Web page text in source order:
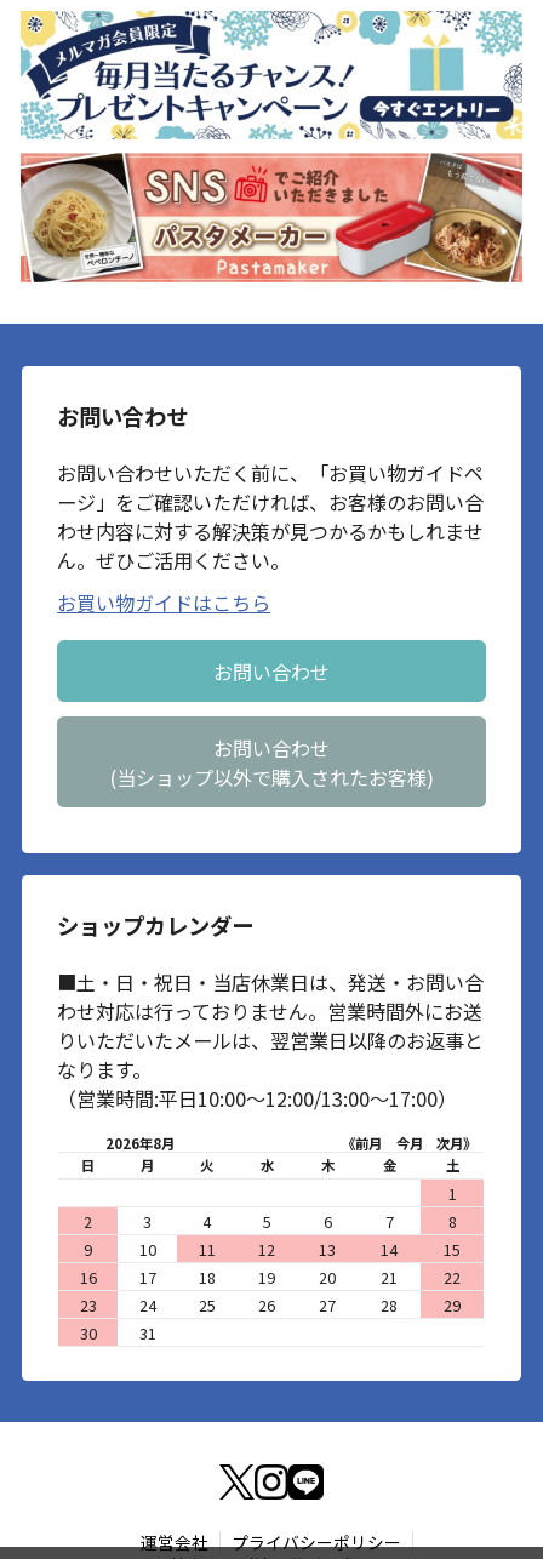
お問い合わせ
お問い合わせいただく前に、「お買い物ガイドペ
ージ」をご確認いただければ、お客様のお問い合
わせ内容に対する解決策が見つかるかもしれませ
ん。ぜひご活用ください。
お買い物ガイドはこちら
お問い合わせ
お問い合わせ
(当ショップ以外で購入されたお客様)
ショップカレンダー
■土・日・祝日・当店休業日は、発送・お問い合
わせ対応は行っておりません。営業時間外にお送
りいただいたメールは、翌営業日以降のお返事と
なります。
（営業時間:平日10:00～12:00/13:00～17:00）
2026年8月 《前月 今月
次月》
日
月 火 水 木 金 土
1
2
3 4 5 6 7
8
9
10 11 12 13 14
15
16
17 18 19 20 21
22
23
24 25 26 27 28
29
30
31
運営会社
プライバシーポリシー